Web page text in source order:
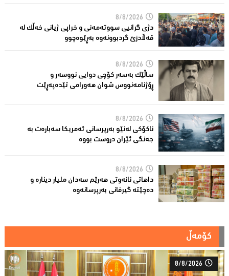
8/8/2026
دژی گرانیی سووتەمەنی و خراپی ژیانی خەڵك لە
قەڵادزێ‌ گردبوونەوە بەڕێوەچوو
8/8/2026
ساڵێك بەسەر كۆچی دوایی نووسەر و
ڕۆژنامەنووس شوان هەورامی تێدەپەڕێت
8/8/2026
ناكۆكی لەنێو بەرپرسانى ئەمریكا سەبارەت بە
جەنگی ئێران دروست بووە
8/8/2026
داهاتی نانەوتی هەرێم سەدان ملیار دینارە و
دەچێتە گیرفانی بەرپرسانەوە
کۆمەڵ
8/8/2026